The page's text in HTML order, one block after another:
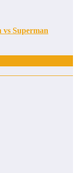
vs Superman